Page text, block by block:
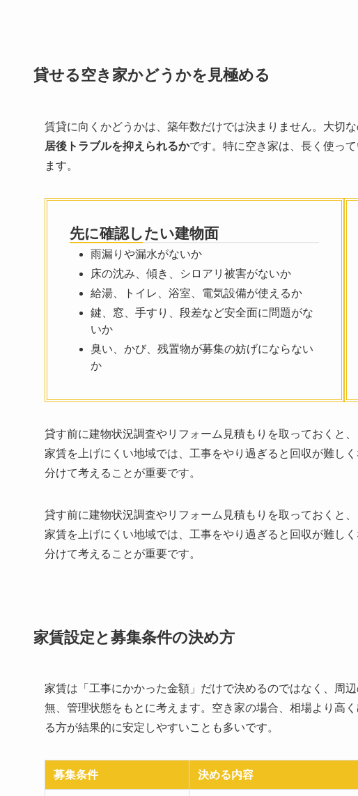
貸せる空き家かどうかを見極める
賃貸に向くかどうかは、築年数だけでは決まりません。大切な
居後トラブルを抑えられるかです。特に空き家は、長く使っ
ます。
先に確認したい建物面
雨漏りや漏水がないか
床の沈み、傾き、シロアリ被害がないか
給湯、トイレ、浴室、電気設備が使えるか
鍵、窓、手すり、段差など安全面に問題がな
いか
臭い、かび、残置物が募集の妨げにならない
か
貸す前に建物状況調査やリフォーム見積もりを取っておくと
家賃を上げにくい地域では、工事をやり過ぎると回収が難し
分けて考えることが重要です。
貸す前に建物状況調査やリフォーム見積もりを取っておくと
家賃を上げにくい地域では、工事をやり過ぎると回収が難し
分けて考えることが重要です。
家賃設定と募集条件の決め方
家賃は「工事にかかった金額」だけで決めるのではなく、周
無、管理状態をもとに考えます。空き家の場合、相場より高
る方が結果的に安定しやすいことも多いです。
募集条件 決める内容